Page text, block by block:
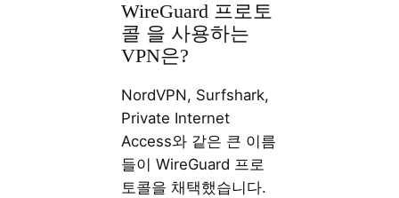
WireGuard 프로토
콜 을 사용하는
VPN은?
NordVPN, Surfshark,
Private Internet
Access와 같은 큰 이름
들이 WireGuard 프로
토콜을 채택했습니다.